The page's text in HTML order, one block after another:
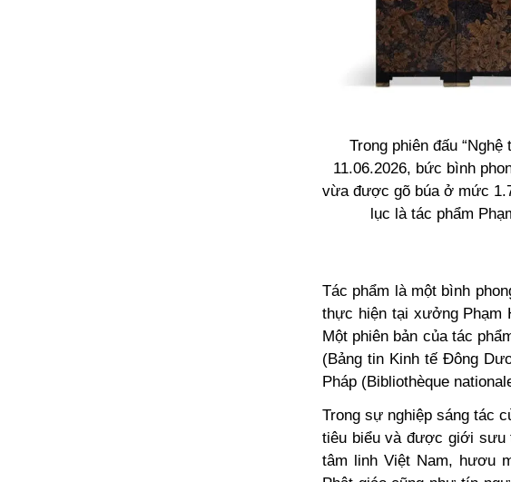
Trong phiên đấu
11.06.2026, bức bình
vừa được gõ búa ở mức
lục là tác phẩm
Tác phẩm là một bình
thực hiện tại xưởng Phạm
Một phiên bản của tác
(Bảng tin Kinh tế Đông
Pháp (Bibliothèque
Trong sự nghiệp sáng tác
tiêu biểu và được giới sưu
tâm linh Việt Nam, hươu